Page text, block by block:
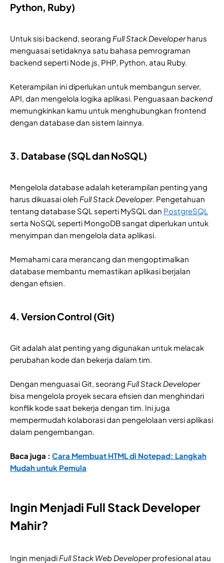
Python, Ruby)
Untuk sisi backend, seorang Full Stack Developerharus
menguasai setidaknya satu bahasa pemrograman
backend seperti Node.js, PHP, Python, atau Ruby.
Keterampilan ini diperlukan untuk membangun server,
API, dan mengelola logika aplikasi. Penguasaan backend
memungkinkan kamu untuk menghubungkan frontend
dengan database dan sistem lainnya.
3. Database (SQL dan NoSQL)
Mengelola database adalah keterampilan penting yang
harus dikuasai oleh Full Stack Developer. Pengetahuan
tentang database SQL seperti MySQL dan PostgreSQL
serta NoSQL seperti MongoDB sangat diperlukan untuk
menyimpan dan mengelola data aplikasi.
Memahami cara merancang dan mengoptimalkan
database membantu memastikan aplikasi berjalan
dengan efisien.
4. Version Control (Git)
Git adalah alat penting yang digunakan untuk melacak
perubahan kode dan bekerja dalam tim.
Dengan menguasai Git, seorang Full Stack Developer
bisa mengelola proyek secara efisien dan menghindari
konflik kode saat bekerja dengan tim. Ini juga
mempermudah kolaborasi dan pengelolaan versi aplikasi
dalam pengembangan.
Baca juga : Cara Membuat HTML di Notepad: Langkah
Mudah untuk Pemula
Ingin Menjadi Full Stack Developer
Mahir?
Ingin menjadi Full Stack Web Developerprofesional atau